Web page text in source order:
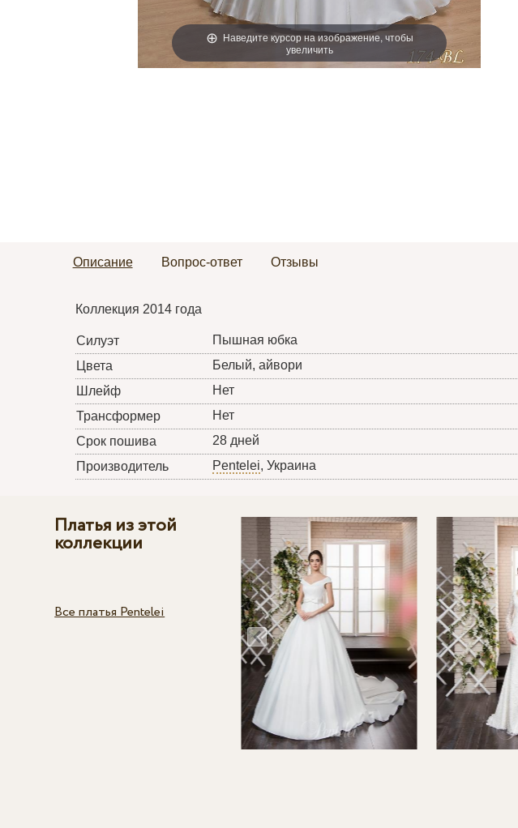
Наведите курсор на изображение, чтобы
увеличить
Описание Вопрос-ответ Отзывы
Коллекция 2014 года
Силуэт
Пышная юбка
Цвета
Белый, айвори
Шлейф
Нет
Трансформер
Нет
Срок пошива
28 дней
Производитель
Pentelei, Украина
Платья из этой
коллекции
Все платья Pentelei